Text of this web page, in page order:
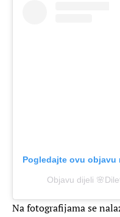
Pogledajte ovu objavu
Objavu dijeli
Na fotografijama se